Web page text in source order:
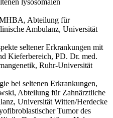
lysosomalen
Abteilung für
Ambulanz, Universität
seltener Erkrankungen mit
Kieferbereich, PD. Dr. med.
Ruhr-Universität
bei seltenen Erkrankungen,
Abteilung für Zahnärztliche
Universität Witten/Herdecke
Tumor des